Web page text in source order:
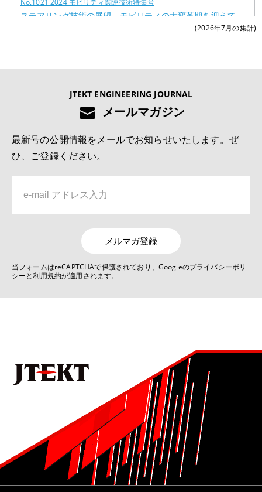
No.1021 2024 モビリティ関連技術特集号
ステアリング技術の展望―モビリティの大変革期を迎えて
切削工具の異常検知および寿命予測システムの開発
No.1022 2025 モノづくりとモノづくり設備を支える技術特集号
深溝玉軸受用樹脂保持器の疲労強度解析技術
6位
No.1019 2022 自動車関連技術特集号
No.1022 2025 モノづくりとモノづくり設備を支える技術特集号
ステアバイワイヤを用いた非線形ヨーレート応答制御
No.1022 2025 モノづくりとモノづくり設備を支える技術特集号
ラックパラレルタイプ電動パワーステアリング（RP-EPS）
用ボールねじの量産転造装置の開発
No.1022 2025 モノづくりとモノづくり設備を支える技術特集号
(2026年7月の集計)
JTEKT ENGINEERING JOURNAL
メールマガジン
最新号の公開情報をメールでお知らせいたします。ぜ
ひ、ご登録ください。
メルマガ登録
当フォームはreCAPTCHAで保護されており、Googleのプライバシーポリ
シーと利用規約が適用されます。